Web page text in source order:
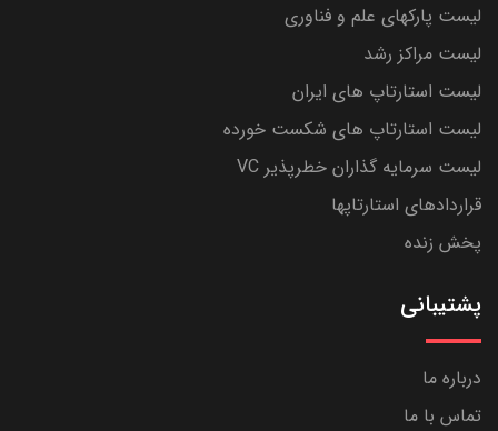
لیست پارکهای علم و فناوری
لیست مراکز رشد
لیست استارتاپ های ایران
لیست استارتاپ های شکست خورده
لیست سرمایه گذاران خطرپذیر VC
قراردادهای استارتاپها
پخش زنده
پشتیبانی
درباره ما
تماس با ما